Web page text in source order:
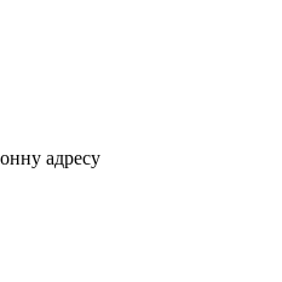
адресу